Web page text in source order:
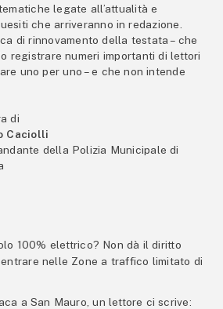
legate all’attualità e
che arriveranno in redazione.
di rinnovamento della testata – che
registrare numeri importanti di lettori
uno per uno – e che non intende
di
Caciolli
della Polizia Municipale di
100% elettrico? Non dà il diritto
nelle Zone a traffico limitato di
a San Mauro, un lettore ci scrive: